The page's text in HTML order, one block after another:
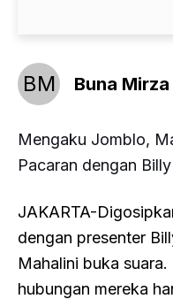
BM Buna Mirza
Mengaku Jomblo,
Pacaran dengan
JAKARTA-
dengan presenter
Mahalini buka
hubungan mereka